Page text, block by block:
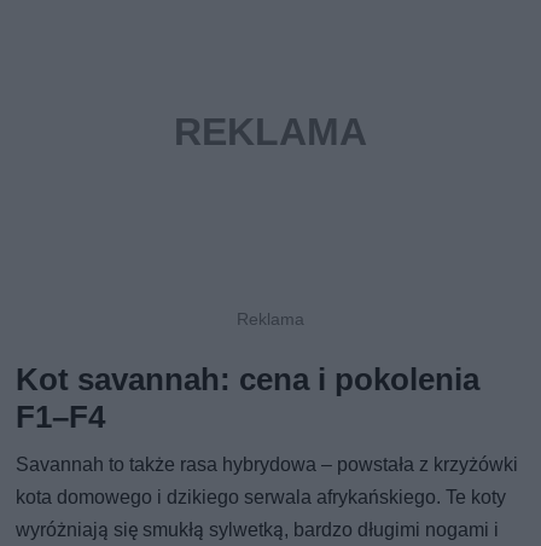
Kot savannah: cena i pokolenia
F1–F4
Savannah to także rasa hybrydowa – powstała z krzyżówki
kota domowego i dzikiego serwala afrykańskiego. Te koty
wyróżniają się smukłą sylwetką, bardzo długimi nogami i